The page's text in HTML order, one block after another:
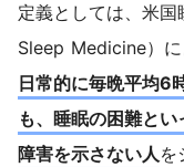
定義としては、米
Sleep Medicine）に
日常的に毎晩平均6
も、睡眠の困難と
障害を示さない人を